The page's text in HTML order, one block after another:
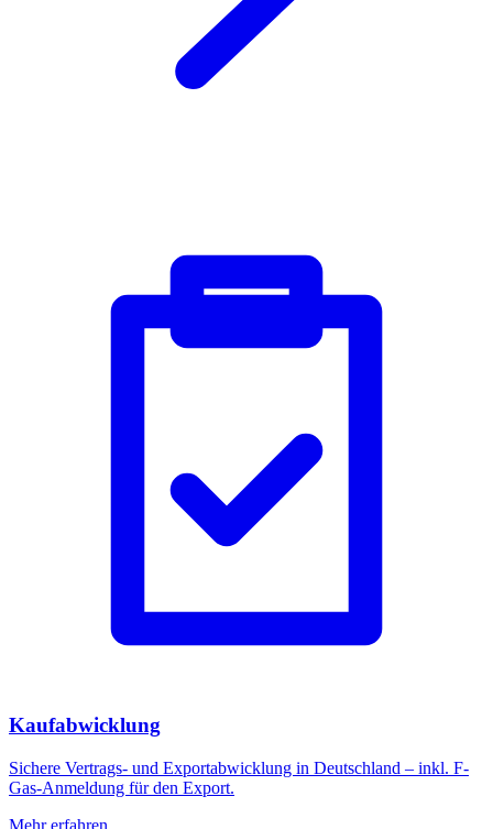
Kaufabwicklung
Sichere Vertrags- und Exportabwicklung in Deutschland – inkl. F-
Gas-Anmeldung für den Export.
Mehr erfahren